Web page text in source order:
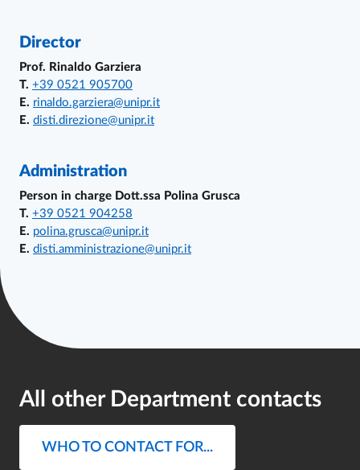
Director
Prof. Rinaldo Garziera
T. +39 0521 905700
E. rinaldo.garziera@unipr.it
E. disti.direzione@unipr.it
Administration
Person in charge Dott.ssa Polina Grusca
T. +39 0521 904258
E. polina.grusca@unipr.it
E. disti.amministrazione@unipr.it
All other Department contacts
WHO TO CONTACT FOR...